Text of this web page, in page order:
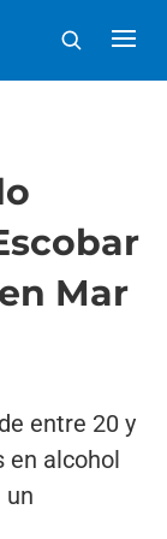
Mar
entre 20 y
en alcohol
un